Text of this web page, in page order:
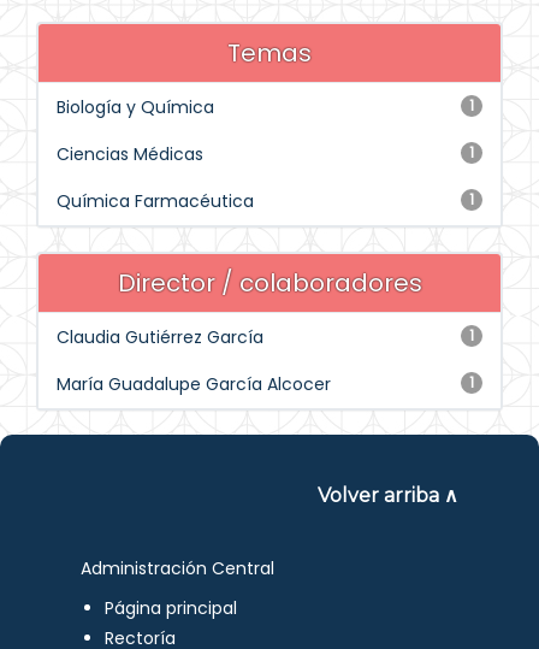
Temas
1
Biología y Química
1
Ciencias Médicas
1
Química Farmacéutica
Director / colaboradores
1
Claudia Gutiérrez García
1
María Guadalupe García Alcocer
Volver arriba ∧
Administración Central
Página principal
Rectoría